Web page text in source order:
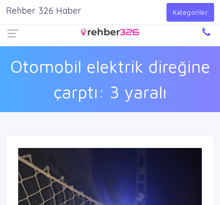
Giriş Yap
Otomobil elektrik direğine
çarptı: 3 yaralı
Rehber 326 Haber Kategoriler